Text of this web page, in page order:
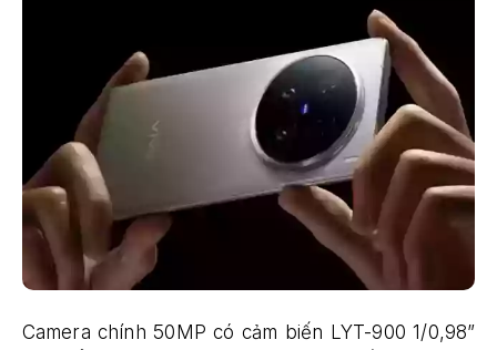
Camera chính 50MP có cảm biến LYT-900 1/0,98”